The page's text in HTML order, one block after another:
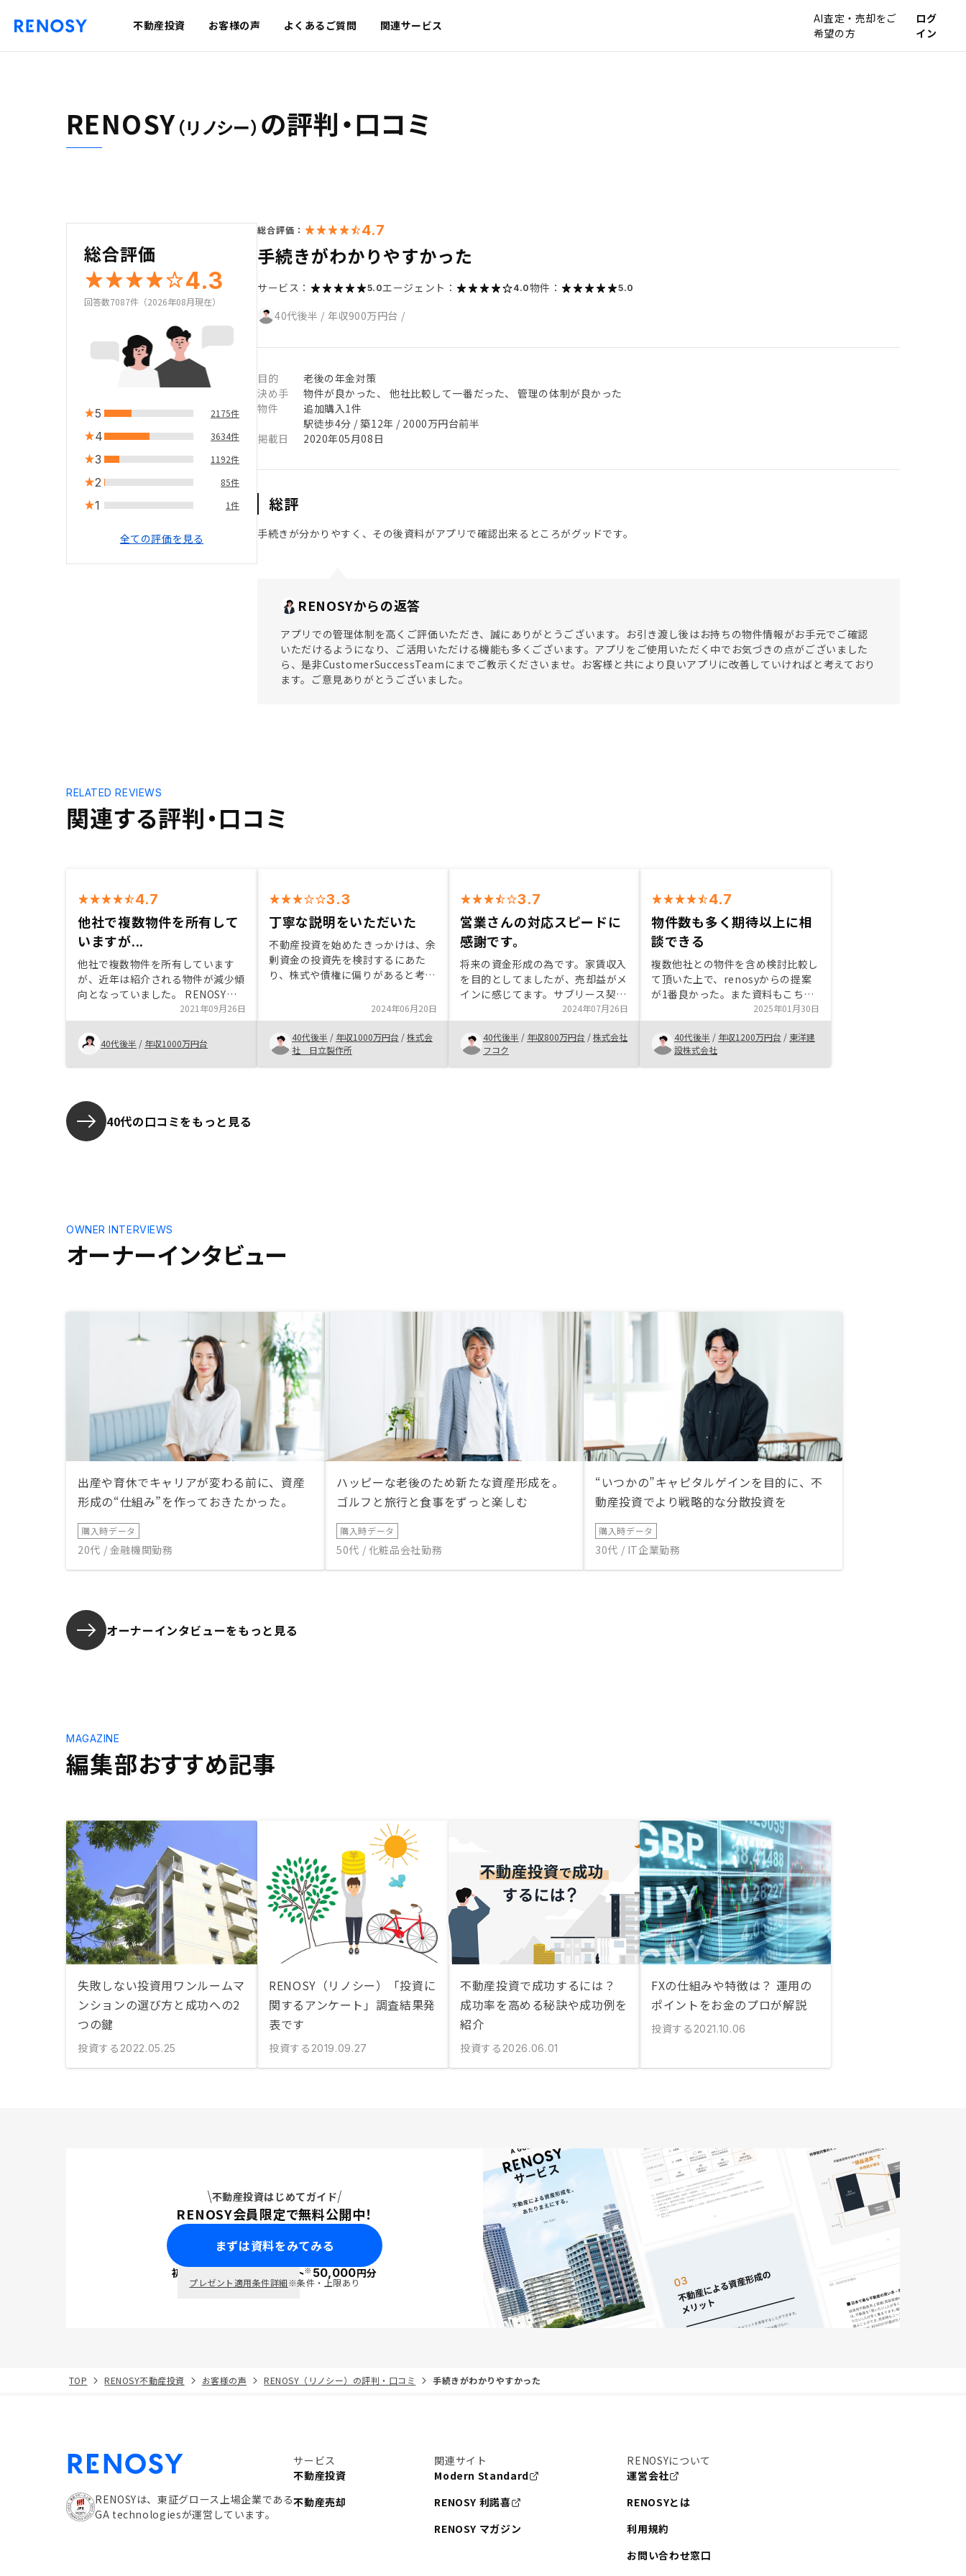
不動産投資 お客様の声 よくあるご質問 関連サービス
AI査定・売却をご
希望の方
ログ
イン
RENOSY（リノシー） の評判・口コミ
総合評価
4.3
回答数7087件（2026年08月現在）
5 2175件
4 3634件
3 1192件
2 85件
1 1件
全ての評価を見る
総合評価： 4.7
手続きがわかりやすかった
サービス： 5.0エージェント： 4.0物件： 5.0
40代後半 / 年収900万円台 /
目的
老後の年金対策
決め手
物件が良かった、 他社比較して一番だった、 管理の体制が良かった
物件
追加購入1件
駅徒歩4分 / 築12年 / 2000万円台前半
掲載日
2020年05月08日
総評
手続きが分かりやすく、その後資料がアプリで確認出来るところがグッドです。
RENOSYからの返答
アプリでの管理体制を高くご評価いただき、誠にありがとうございます。お引き渡し後はお持ちの物件情報がお手元でご確認
いただけるようになり、ご活用いただける機能も多くございます。アプリをご使用いただく中でお気づきの点がございました
ら、是非CustomerSuccessTeamにまでご教示くださいませ。お客様と共により良いアプリに改善していければと考えており
ます。ご意見ありがとうございました。
関連する評判・口コミ
RELATED REVIEWS
4.7
他社で複数物件を所有して
いますが...
他社で複数物件を所有しています
が、近年は紹介される物件が減少傾
向となっていました。 RENOSYで
は紹介される物件が多数あり、自身
の購入条件に合致した物件もすぐに
見つかりました。 契約手続きもデ
ジタル化が進んでいて、スムーズに
いき、満足しております！
2021年09月26日
40代後半 / 年収1000万円台
3.3
丁寧な説明をいただいた
不動産投資を始めたきっかけは、余
剰資金の投資先を検討するにあた
り、株式や債権に偏りがあると考
を調べだしたからです。 リノシー
での購入を決めた理由は、担当者さ
んの丁寧な説明と、勧めていただい
た物件の特に立地に価値を見出した
ためです。 他社との比較は今回は
2024年06月20日
40代後半 / 年収1000万円台 /株式会
社 日立製作所
3.7
営業さんの対応スピードに
感謝です。
将来の資金形成の為です。家賃収入
を目的としてましたが、売却益がメ
インに感じてます。サブリース契約
がこちらへのメリットが薄いように
感じていますが、全体で資金がプラ
スになるので良いと思ってます。
PayPayポイント50,000円分がいつ
になっても来ないのが残念です。
2024年07月26日
40代後半 / 年収800万円台 /株式会社
フコク
4.7
物件数も多く期待以上に相
談できる
複数他社との物件を含め検討比較し
て頂いた上で、renosyからの提案
が1番良かった。また資料もこちら
が要望するものに1番近いものであ
り、必要なことが網羅されていて、
他社よりも具体的でリスク分析もひ
と目で分かるような資料になってい
る。特にない
2025年01月30日
40代後半 / 年収1200万円台 / 東洋建
設株式会社
40代の口コミをもっと見る
オーナーインタビュー
OWNER INTERVIEWS
出産や育休でキャリアが変わる前に、資産
形成の“仕組み”を作っておきたかった。
購入時データ
20代 / 金融機関勤務
ハッピーな老後のため新たな資産形成を。
ゴルフと旅行と食事をずっと楽しむ
購入時データ
50代 / 化粧品会社勤務
“いつかの”キャピタルゲインを目的に、不
動産投資でより戦略的な分散投資を
購入時データ
30代 / IT企業勤務
オーナーインタビューをもっと見る
編集部おすすめ記事
MAGAZINE
失敗しない投資用ワンルームマ
ンションの選び方と成功への2
つの鍵
投資する 2022.05.25
RENOSY（リノシー）「投資に
関するアンケート」調査結果発
表です
投資する 2019.09.27
不動産投資で成功するには？
成功率を高める秘訣や成功例を
紹介
投資する 2026.06.01
FXの仕組みや特徴は？ 運用の
ポイントをお金のプロが解説
投資する 2021.10.06
不動産投資はじめてガイド
RENOSY会員限定で無料公開中！
まずは資料をみてみる
初回面談で ポイント※50,000円分
プレゼント適用条件詳細※条件・上限あり
TOP RENOSY不動産投資 お客様の声 RENOSY（リノシー）の評判・口コミ 手続きがわかりやすかった
RENOSYは、東証グロース上場企業である
GA technologiesが運営しています。
サービス
不動産投資
不動産売却
関連サイト
Modern Standard
RENOSY 利諾喜
RENOSY マガジン
RENOSYについて
運営会社
RENOSYとは
利用規約
お問い合わせ窓口